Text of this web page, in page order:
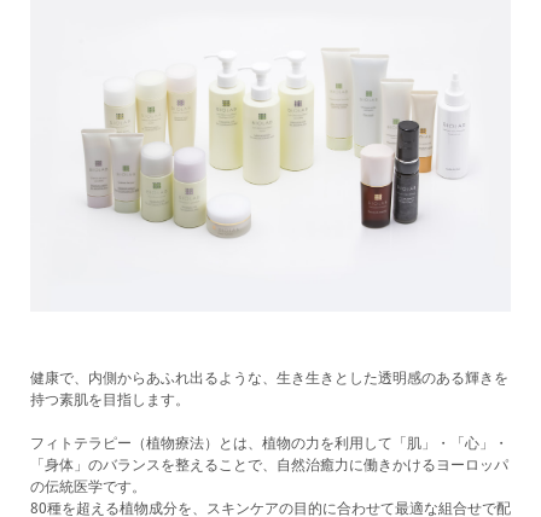
健康で、内側からあふれ出るような、生き生きとした透明感のある輝きを
持つ素肌を目指します。
フィトテラピー（植物療法）とは、植物の力を利用して「肌」・「心」・
「身体」のバランスを整えることで、自然治癒力に働きかけるヨーロッパ
の伝統医学です。
80種を超える植物成分を、スキンケアの目的に合わせて最適な組合せで配